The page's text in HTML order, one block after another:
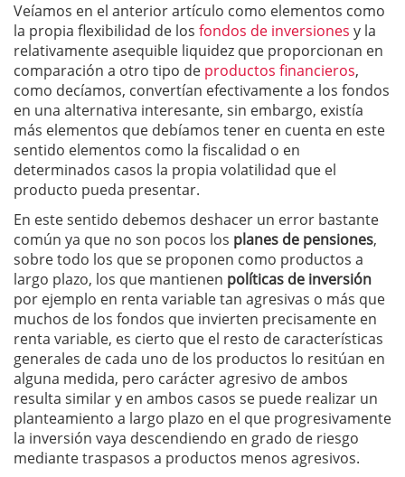
Veíamos en el anterior artículo como elementos como
la propia flexibilidad de los fondos de inversiones y la
relativamente asequible liquidez que proporcionan en
comparación a otro tipo de productos financieros,
como decíamos, convertían efectivamente a los fondos
en una alternativa interesante, sin embargo, existía
más elementos que debíamos tener en cuenta en este
sentido elementos como la fiscalidad o en
determinados casos la propia volatilidad que el
producto pueda presentar.
En este sentido debemos deshacer un error bastante
común ya que no son pocos los planes de pensiones,
sobre todo los que se proponen como productos a
largo plazo, los que mantienen políticas de inversión
por ejemplo en renta variable tan agresivas o más que
muchos de los fondos que invierten precisamente en
renta variable, es cierto que el resto de características
generales de cada uno de los productos lo resitúan en
alguna medida, pero carácter agresivo de ambos
resulta similar y en ambos casos se puede realizar un
planteamiento a largo plazo en el que progresivamente
la inversión vaya descendiendo en grado de riesgo
mediante traspasos a productos menos agresivos.